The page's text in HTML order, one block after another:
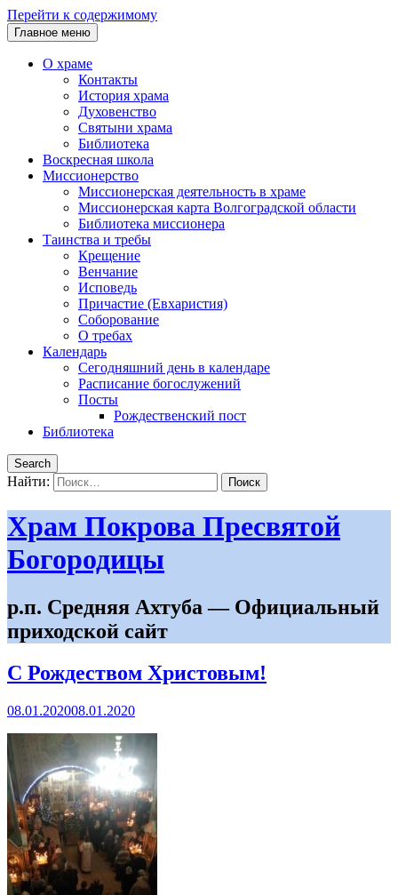
Перейти к содержимому
Главное меню
О храме
Контакты
История храма
Духовенство
Святыни храма
Библиотека
Воскресная школа
Миссионерство
Миссионерская деятельность в храме
Миссионерская карта Волгоградской области
Библиотека миссионера
Таинства и требы
Крещение
Венчание
Исповедь
Причастие (Евхаристия)
Соборование
О требах
Календарь
Сегодняшний день в календаре
Расписание богослужений
Посты
Рождественский пост
Библиотека
Search
Найти:
Храм Покрова Пресвятой
Богородицы
р.п. Средняя Ахтуба — Официальный
приходской сайт
С Рождеством Христовым!
08.01.202008.01.2020